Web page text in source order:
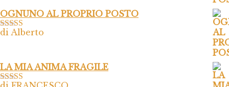
OGNUNO AL PROPRIO POSTO
Valutato5su
di Alberto
LA MIA ANIMA FRAGILE